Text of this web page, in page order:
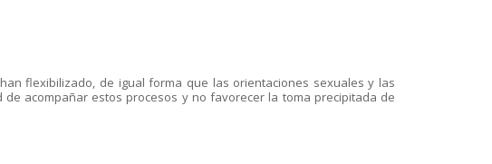
flexibilizado, de igual forma que las orientaciones sexuales y las
acompañar estos procesos y no favorecer la toma precipitada de